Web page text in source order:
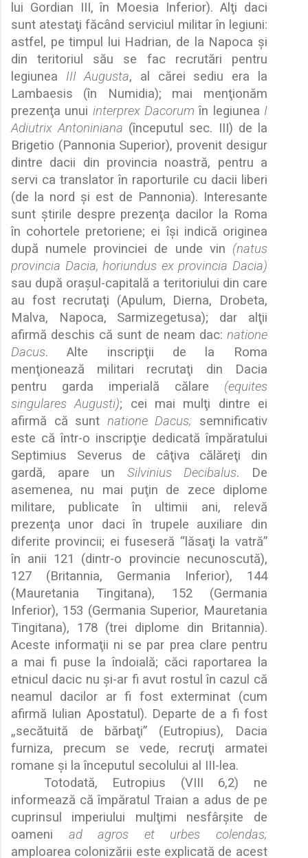
lui Gordian III, în Moesia Inferior). Alţi daci
sunt atestaţi făcând serviciul militar în legiuni:
astfel, pe timpul lui Hadrian, de la Napoca şi
din teritoriul său se fac recrutări pentru
legiunea III Augusta, al cărei sediu era la
Lambaesis (în Numidia); mai menţionăm
prezenţa unui interprex Dacorum în legiunea I
Adiutrix Antoniniana (începutul sec. III) de la
Brigetio (Pannonia Superior), provenit desigur
dintre dacii din provincia noastră, pentru a
servi ca translator în raporturile cu dacii liberi
(de la nord şi est de Pannonia). Interesante
sunt ştirile despre prezenţa dacilor la Roma
în cohortele pretoriene; ei îşi indică originea
după numele provinciei de unde vin (natus
provincia Dacia, horiundus ex provincia Dacia)
sau după oraşul-capital ă a teritoriului din care
au fost recrutaţi (Apulum, Dierna, Drobeta,
Malva, Napoca, Sarmizegetusa); dar al ţii
afirmă deschis că sunt de neam dac: natione
Dacus. Alte inscripţii de la Roma
menţionează militari recrutaţi din Dacia
pentru garda imperial ă că lare (equites
singulares Augusti); cei mai mulţi dintre ei
afirmă că sunt natione Dacus; semnificativ
este că într-o inscripţie dedicată împăratului
Septimius Severus de câţiva că ăreţi din
gardă, apare un Silvinius Decibalus. De
asemenea, nu mai puţin de zece diplome
militare, publicate în ultimii ani, relevă
prezenţa unor daci în trupele auxiliare din
diferite provincii; ei fuseseră “lăsaţi la vatră”
în anii 121 (dintr-o provincie necunoscută),
127 (Britannia, Germania Inferior), 144
(Mauretania Tingitana), 152 (Germania
Inferior), 153 (Germania Superior, Mauretania
Tingitana), 178 (trei diplome din Britannia).
Aceste informaţii ni se par prea clare pentru
a mai fi puse la îndoial ă; căci raportarea la
etnicul dacic nu şi-ar fi avut rostul în cazul că
neamul dacilor ar fi fost exterminat (cum
afirmă Iulian Apostatul). Departe de a fi fost
„secătuită de bărbaţi” (Eutropius), Dacia
furniza, precum se vede, recruţi armatei
romane şi la începutul secolului al III-lea.
Totodată, Eutropius (VIII 6,2) ne
informează că împăratul Traian a adus de pe
cuprinsul imperiului mul ţimi nesfârşite de
oameni ad agros et urbes colendas;
amploarea colonizării este explicată de acest